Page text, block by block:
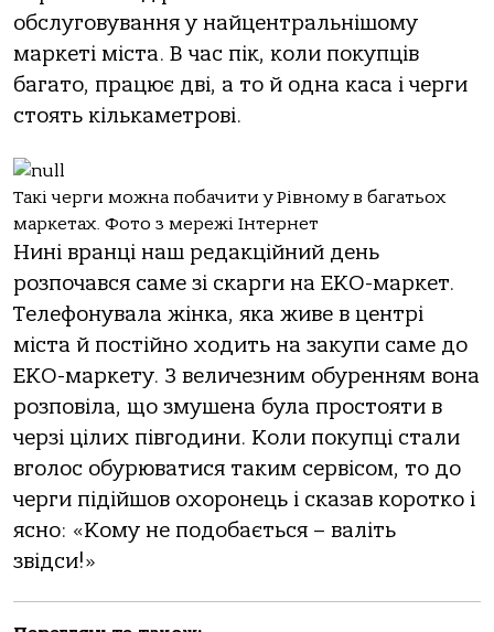
обслуговування у найцентральнішому
маркеті міста. В час пік, коли покупців
багато, працює дві, а то й одна каса і черги
стоять кількаметрові.
Такі черги можна побачити у Рівному в багатьох
маркетах. Фото з мережі Інтернет
Нині вранці наш редакційний день
розпочався саме зі скарги на ЕКО-маркет.
Телефонувала жінка, яка живе в центрі
міста й постійно ходить на закупи саме до
ЕКО-маркету. З величезним обуренням вона
розповіла, що змушена була простояти в
черзі цілих півгодини. Коли покупці стали
вголос обурюватися таким сервісом, то до
черги підійшов охоронець і сказав коротко і
ясно: «Кому не подобається – валіть
звідси!»